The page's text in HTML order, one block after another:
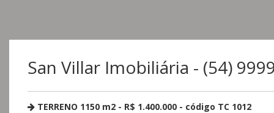
San Villar Imobiliária - (54)
TERRENO 1150 m2 - R$ 1.400.000 - código TC 1012